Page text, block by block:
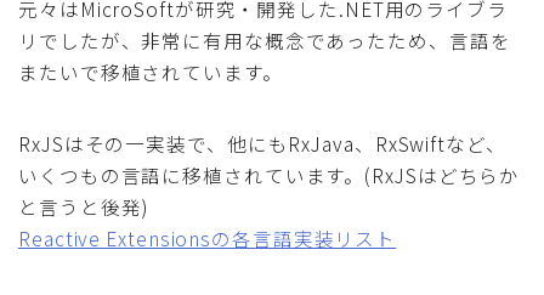
元々はMicroSoftが研究・開発した.NET用のライブラ
リでしたが、非常に有用な概念であったため、言語を
またいで移植されています。
RxJSはその一実装で、他にもRxJava、RxSwiftなど、
いくつもの言語に移植されています。(RxJSはどちらか
と言うと後発)
Reactive Extensionsの各言語実装リスト